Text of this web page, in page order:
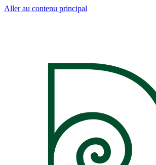
Aller au contenu principal